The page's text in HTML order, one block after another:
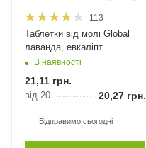
113
Таблетки від молі Global
лаванда, евкаліпт
В наявності
21,11 грн.
від 20 20,27 грн.
Відправимо сьогодні